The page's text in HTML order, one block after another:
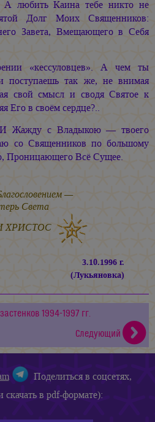
А любить Каина тебе никто не
Долг Моих Священников:
Завета, Вмещающего в Себя
«кессуловцев». А чем ты
поступаешь так же, не внимая
свой смысл и сводя Святое к
Его в своём сердце?..
Жажду с Владыкою — твоего
со Священников по большому
Проницающего Всё Сущее.
—
Света
ХРИСТОС
3.10.1996 г.
(Лукьяновка)
1994-1997 гг.
Следующий
Поделиться в соцсетях,
скачать в pdf-формате):